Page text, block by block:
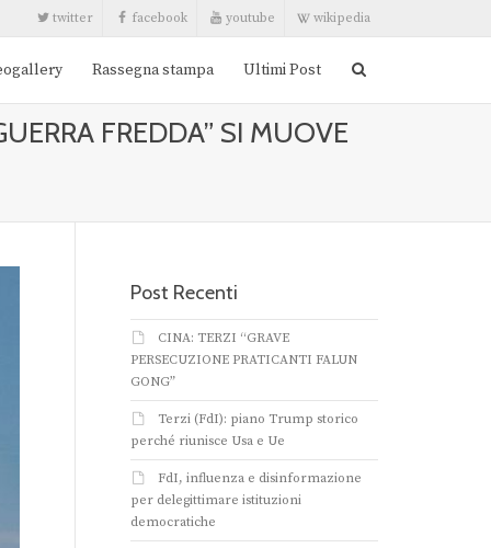
twitter facebook youtube wikipedia
Rassegna stampa Ultimi Post
FREDDA” SI MUOVE
Post Recenti
CINA: TERZI “GRAVE
PERSECUZIONE PRATICANTI FALUN
GONG”
Terzi (FdI): piano Trump storico
perché riunisce Usa e Ue
FdI, influenza e disinformazione
per delegittimare istituzioni
democratiche